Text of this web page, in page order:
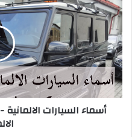
السيارات
الالمانية
-
وشعارات
شركات
السيارات
الالمانية
أسماء السيارات